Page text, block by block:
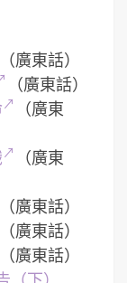
（廣東話）
（廣東話）
（廣東
（廣東
（廣東話）
（廣東話）
（廣東話）